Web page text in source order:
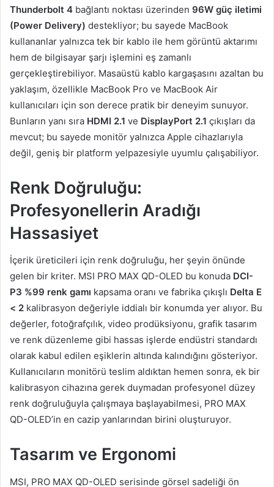
Thunderbolt 4 bağlantı noktası üzerinden 96W güç iletimi
(Power Delivery) destekliyor; bu sayede MacBook
kullananlar yalnızca tek bir kablo ile hem görüntü aktarımı
hem de bilgisayar şarjı işlemini eş zamanlı
gerçekleştirebiliyor. Masaüstü kablo kargaşasını azaltan bu
yaklaşım, özellikle MacBook Pro ve MacBook Air
kullanıcıları için son derece pratik bir deneyim sunuyor.
Bunların yanı sıra HDMI 2.1 ve DisplayPort 2.1 çıkışları da
mevcut; bu sayede monitör yalnızca Apple cihazlarıyla
değil, geniş bir platform yelpazesiyle uyumlu çalışabiliyor.
Renk Doğruluğu:
Profesyonellerin Aradığı
Hassasiyet
İçerik üreticileri için renk doğruluğu, her şeyin önünde
gelen bir kriter. MSI PRO MAX QD-OLED bu konuda DCI-
P3 %99 renk gamı kapsama oranı ve fabrika çıkışlı Delta E
< 2 kalibrasyon değeriyle iddialı bir konumda yer alıyor. Bu
değerler, fotoğrafçılık, video prodüksiyonu, grafik tasarım
ve renk düzenleme gibi hassas işlerde endüstri standardı
olarak kabul edilen eşiklerin altında kalındığını gösteriyor.
Kullanıcıların monitörü teslim aldıktan hemen sonra, ek bir
kalibrasyon cihazına gerek duymadan profesyonel düzey
renk doğruluğuyla çalışmaya başlayabilmesi, PRO MAX
QD-OLED’in en cazip yanlarından birini oluşturuyor.
Tasarım ve Ergonomi
MSI, PRO MAX QD-OLED serisinde görsel sadeliği ön